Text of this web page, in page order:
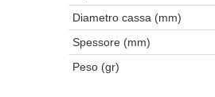
Diametro cassa (mm)
Spessore (mm)
Peso (gr)